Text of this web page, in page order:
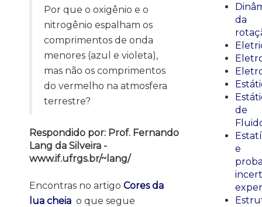
Por que o oxigênio e o
nitrogênio espalham os
comprimentos de onda
menores (azul e violeta),
mas não os comprimentos
do vermelho na atmosfera
terrestre?
Respondido por: Prof. Fernando
Lang da Silveira -
www.if.ufrgs.br/~lang/
Encontras no artigo Cores da
lua cheia o que segue
da
de
e